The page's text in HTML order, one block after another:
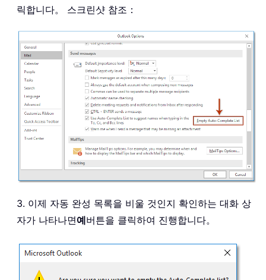
릭합니다。 스크린샷 참조：
3. 이제 자동 완성 목록을 비울 것인지 확인하는 대화 상
자가 나타나면예버튼을 클릭하여 진행합니다。